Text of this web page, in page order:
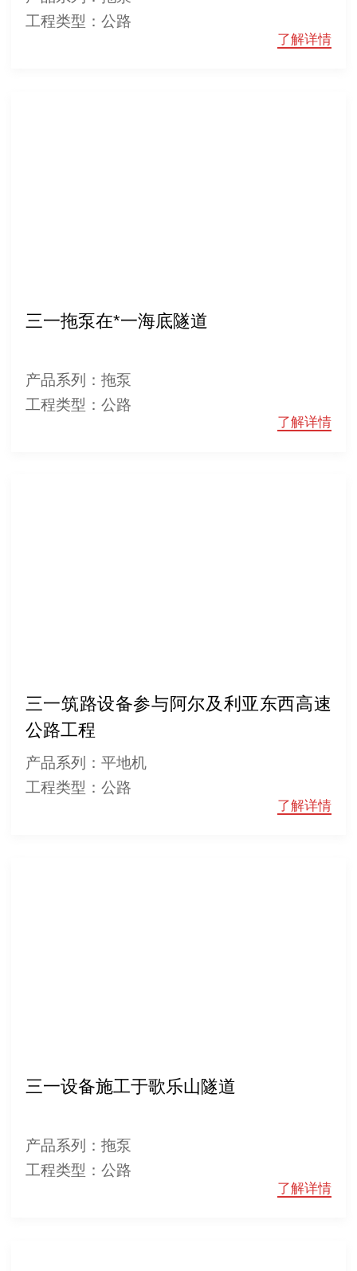
工程类型：公路
了解详情
三一拖泵在*一海底隧道
产品系列：拖泵
工程类型：公路
了解详情
三一筑路设备参与阿尔及利亚东西高速
公路工程
产品系列：平地机
工程类型：公路
了解详情
三一设备施工于歌乐山隧道
产品系列：拖泵
工程类型：公路
了解详情